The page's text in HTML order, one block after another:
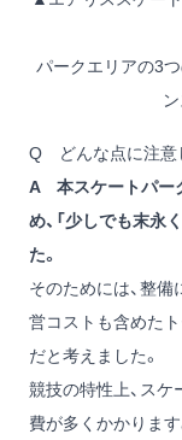
パークエリアの3つ
Q どんな点に注意
A 本スケートパー
め、「少しでも末永
た。
そのためには、整
営コストも含めた
だと考えました。
競技の特性上、スケ
費が多くかかります